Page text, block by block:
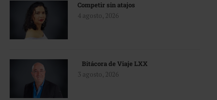
Competir sin atajos
4 agosto, 2026
Bitácora de Viaje LXX
3 agosto, 2026